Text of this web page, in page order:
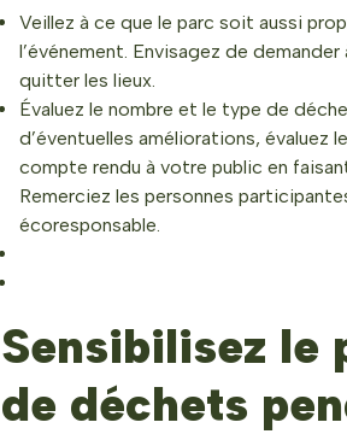
Veillez à ce que le parc soit aussi
l’événement. Envisagez de
quitter les lieux.
Évaluez le nombre et le type de
d’éventuelles améliorations, évaluez
compte rendu à votre public en
Remerciez les personnes
écoresponsable.
Sensibilisez le
de déchets